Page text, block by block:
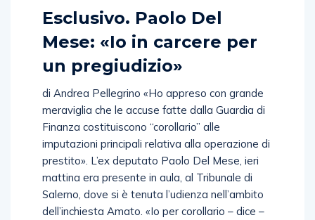
Esclusivo. Paolo Del
Mese: «Io in carcere per
un pregiudizio»
di Andrea Pellegrino «Ho appreso con grande
meraviglia che le accuse fatte dalla Guardia di
Finanza costituiscono “corollario” alle
imputazioni principali relativa alla operazione di
prestito». L’ex deputato Paolo Del Mese, ieri
mattina era presente in aula, al Tribunale di
Salerno, dove si è tenuta l’udienza nell’ambito
dell’inchiesta Amato. «Io per corollario – dice –